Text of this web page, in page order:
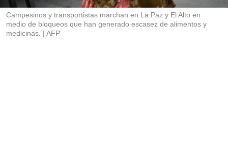
r
Campesinos y transportistas marchan en La Paz y El Alto en
medio de bloqueos que han generado escasez de alimentos y
medicinas.
AFP